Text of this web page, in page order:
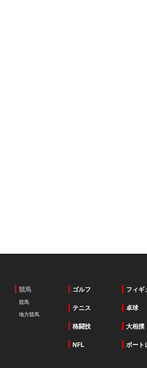
競馬
競馬
地方競馬
ゴルフ フィギ
テニス 卓球
格闘技 大相撲
NFL ボート